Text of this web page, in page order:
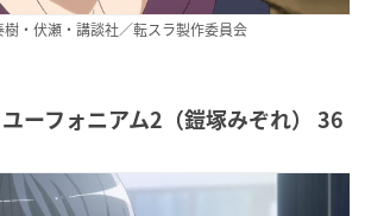
・伏瀬・講談社／転スラ製作委員会
ーフォニアム2（鎧塚みぞれ） 36